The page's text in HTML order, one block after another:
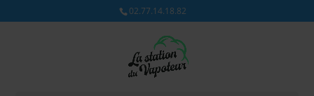
02.77.14.18.82